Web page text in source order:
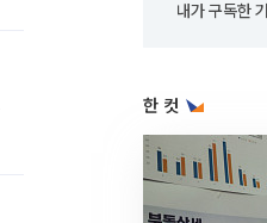
내가 구독한
한 컷